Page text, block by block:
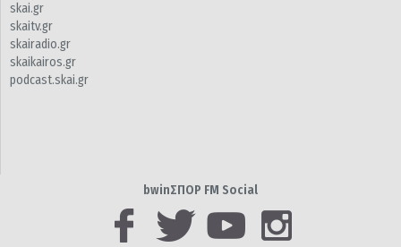
skai.gr
skaitv.gr
skairadio.gr
skaikairos.gr
podcast.skai.gr
bwinΣΠΟΡ FM Social